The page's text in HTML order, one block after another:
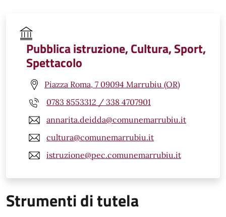
Pubblica istruzione, Cultura, Sport,
Spettacolo
Piazza Roma, 7 09094 Marrubiu (OR)
0783 8553312 / 338 4707901
annarita.deidda@comunemarrubiu.it
cultura@comunemarrubiu.it
istruzione@pec.comunemarrubiu.it
Strumenti di tutela